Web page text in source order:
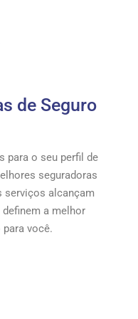
de Seguro
para o seu perfil de
seguradoras
serviços alcançam
a melhor
para você.